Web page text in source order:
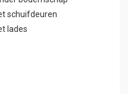
schuifdeuren
lades